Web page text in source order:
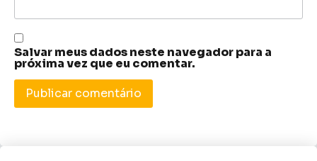
Salvar meus dados neste navegador para a
próxima vez que eu comentar.